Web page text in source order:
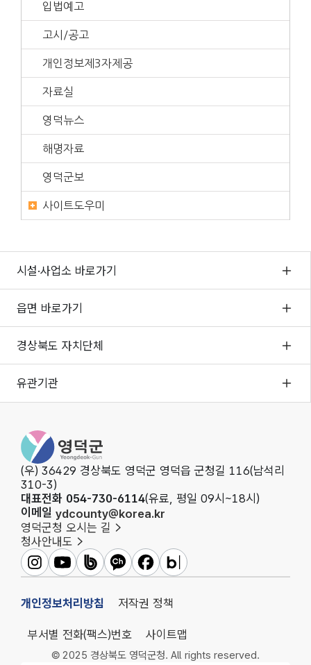
입법예고
고시/공고
개인정보제3자제공
자료실
영덕뉴스
해명자료
영덕군보
사이트도우미
시설·사업소 바로가기
읍면 바로가기
경상북도 자치단체
유관기관
영덕군청
(우) 36429 경상북도 영덕군 영덕읍 군청길 116(남석리
310-3)
대표전화 054-730-6114(유료, 평일 09시~18시)
이메일 ydcounty@korea.kr
영덕군청 오시는 길
청사안내도
영덕군인스타그램
영덕군유튜브영덕군밴드영덕군카카오채널
영덕군페이스북
영덕군블로그
개인정보처리방침 저작권 정책
부서별 전화(팩스)번호 사이트맵
© 2025 경상북도 영덕군청. All rights reserved.